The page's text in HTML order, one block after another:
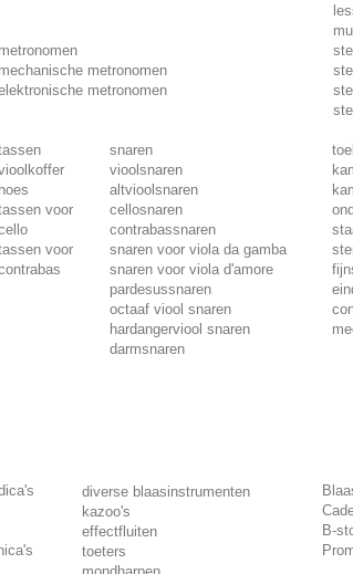
metronomen
mechanische metronomen
metronomen
hoes
voor
voor
snaren
vioolsnaren
altvioolsnaren
cellosnaren
contrabassnaren
snaren voor viola da gamba
snaren voor viola d'amore
pardesussnaren
octaaf viool snaren
hardangerviool snaren
darmsnaren
diverse blaasinstrumenten
kazoo's
effectfluiten
toeters
B-